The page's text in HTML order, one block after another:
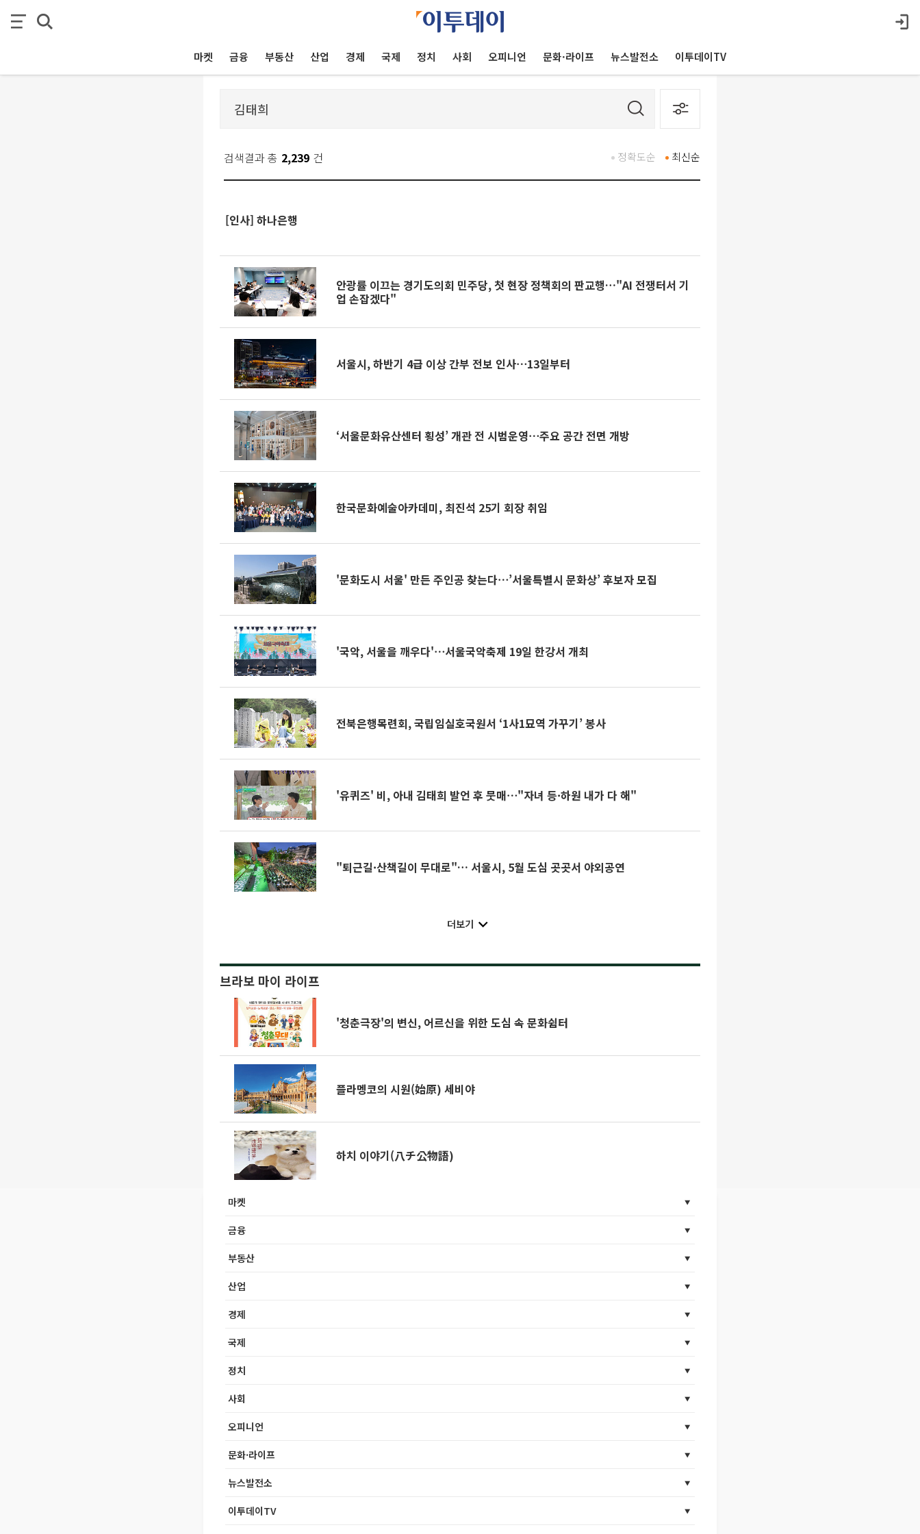
마켓 금융 부동산 산업 경제 국제 정치 사회 오피니언 문화·라이프 뉴스발전소 이투데이TV
검색결과 총 2,239 건 최신순
정확도순
[인사] 하나은행
안광률 이끄는 경기도의회 민주당, 첫 현장 정책회의 판교행…"AI 전쟁터서 기
업 손잡겠다"
서울시, 하반기 4급 이상 간부 전보 인사⋯13일부터
‘서울문화유산센터 횡성’ 개관 전 시범운영⋯주요 공간 전면 개방
한국문화예술아카데미, 최진석 25기 회장 취임
'문화도시 서울' 만든 주인공 찾는다⋯’서울특별시 문화상’ 후보자 모집
'국악, 서울을 깨우다'⋯서울국악축제 19일 한강서 개최
전북은행목련회, 국립임실호국원서 ‘1사1묘역 가꾸기’ 봉사
'유퀴즈' 비, 아내 김태희 발언 후 뭇매⋯"자녀 등·하원 내가 다 해"
"퇴근길·산책길이 무대로"… 서울시, 5월 도심 곳곳서 야외공연
더보기
브라보 마이 라이프
'청춘극장'의 변신, 어르신을 위한 도심 속 문화쉼터
플라멩코의 시원(始原) 세비야
하치 이야기(八チ公物語)
마켓
금융
부동산
산업
경제
국제
정치
사회
오피니언
문화·라이프
뉴스발전소
이투데이TV